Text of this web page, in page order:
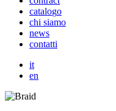
catalogo
chi siamo
news
contatti
it
en